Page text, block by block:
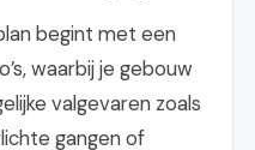
begint met een
waarbij je gebouw
valgevaren zoals
gangen of